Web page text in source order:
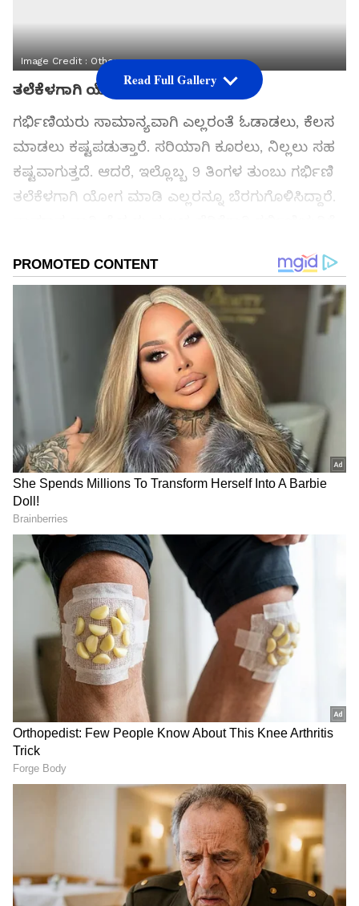
Image Credit : Others
ತಲೆಕೆಳಗಾಗಿ ಯೋಗ
ಗರ್ಭಿಣಿಯರು ಸಾಮಾನ್ಯವಾಗಿ ಎಲ್ಲರಂತೆ ಓಡಾಡಲು, ಕೆಲಸ
ಮಾಡಲು ಕಷ್ಟಪಡುತ್ತಾರೆ. ಸರಿಯಾಗಿ ಕೂರಲು, ನಿಲ್ಲಲು ಸಹ
ಕಷ್ಟವಾಗುತ್ತದೆ. ಆದರೆ, ಇಲ್ಲೊಬ್ಬ 9 ತಿಂಗಳ ತುಂಬು ಗರ್ಭಿಣಿ
ತಲೆಕೆಳಗಾಗಿ ಯೋಗ ಮಾಡಿ ಎಲ್ಲರನ್ನೂ ಬೆರಗುಗೊಳಿಸಿದ್ದಾರೆ.
ಗರ್ಭಿಣಿಯರು ಯೋಗ ಮಾಡುವುದು ಸಾಮಾನ್ಯ. ಆದರೆ
ಬೆಂಗಳೂರಿನ ಈ ಯೋಗ ಟೀಚರ್ 9 ತಿಂಗಳ
ಗರ್ಭಿಣಿಯಾಗಿದ್ದುಕೊಂಡು ಮಾಡಿದ ಯೋಗಾಸನಗಳು
ಎಲ್ಲರನ್ನೂ ಬೆಚ್ಚಿಬೀಳಿಸಿವೆ.
ಸಮಗ್ರ ಸುದ್ದಿ ಮೂಲವನ್ನಾಗಿ asianet suvarna news ಅನ್ನು
ಆಯ್ಕೆ ಮಾಡಿಕೊಳ್ಳಿ
4
Instagram / Yogyatra With Shashi
ಬೆಂಗಳೂರಿನ ಯೋಗ ಶಿಕ್ಷಕಿ ಶಶಿಪ್ರಭಾ ದ್ವಿವೇದಿ
Read Full Gallery